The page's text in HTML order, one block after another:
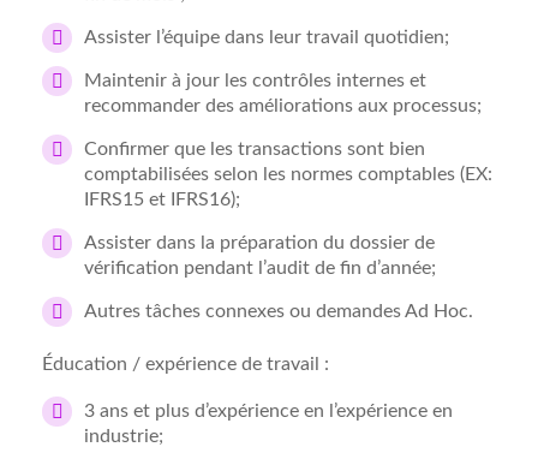
Assister l’équipe dans leur travail quotidien;
Maintenir à jour les contrôles internes et
recommander des améliorations aux processus;
Confirmer que les transactions sont bien
comptabilisées selon les normes comptables (EX:
IFRS15 et IFRS16);
Assister dans la préparation du dossier de
vérification pendant l’audit de fin d’année;
Autres tâches connexes ou demandes Ad Hoc.
Éducation / expérience de travail :
3 ans et plus d’expérience en l’expérience en
industrie;